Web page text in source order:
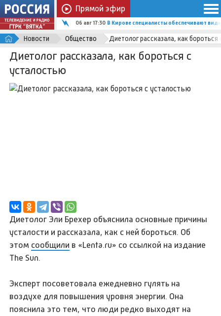
Прямой эфир
06 авг 17:30 В Кирове специалисты обеспечивают
Новости Общество Диетолог рассказала, как бороться
Диетолог рассказала, как бороться с
усталостью
Диетолог Эли Брехер объяснила основные причины
усталости и рассказала, как с ней бороться. Об
этом сообщили в «Lenta.ru» со ссылкой на издание
The Sun.
Эксперт посоветовала ежедневно гулять на
воздухе для повышения уровня энергии. Она
пояснила это тем, что люди редко выходят на